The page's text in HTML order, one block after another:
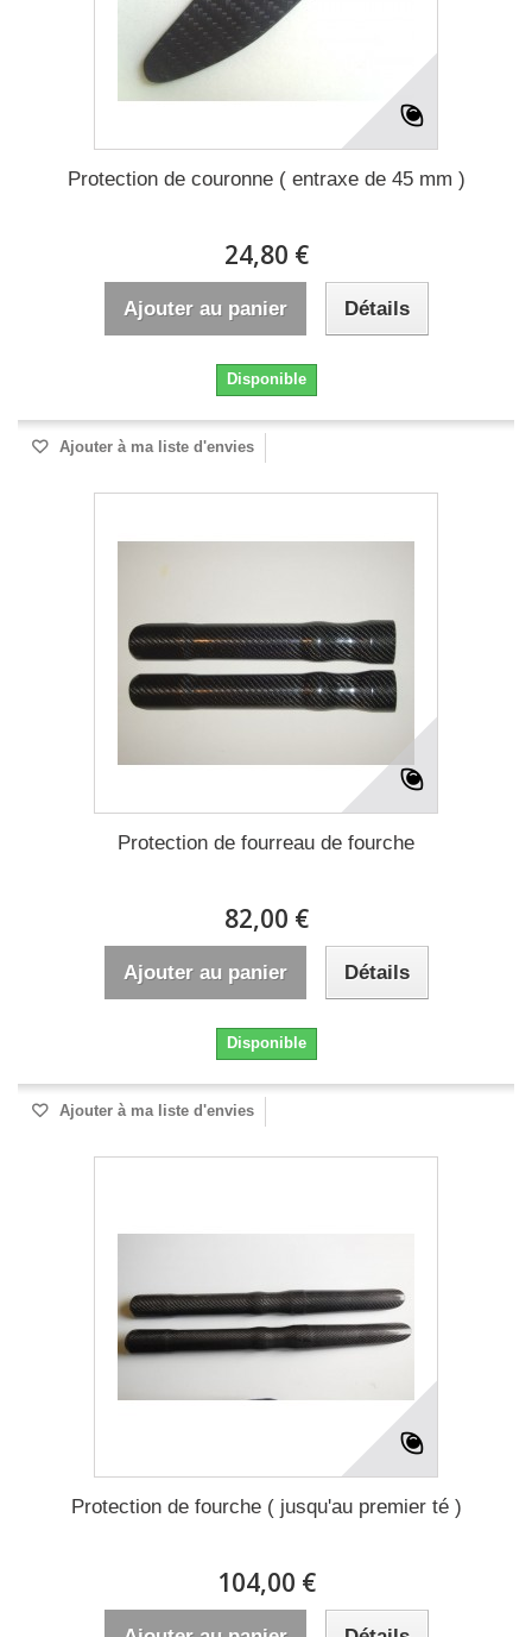
Protection de couronne ( entraxe de 45 mm )
24,80 €
Ajouter au panier Détails
Disponible
Ajouter à ma liste d'envies
Protection de fourreau de fourche
82,00 €
Ajouter au panier Détails
Disponible
Ajouter à ma liste d'envies
Protection de fourche ( jusqu'au premier té )
104,00 €